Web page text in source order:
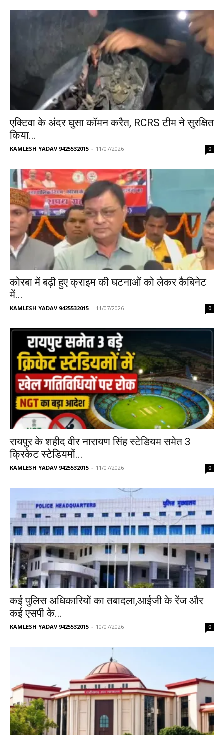
एक्टिवा के अंदर घुसा कॉमन करैत, RCRS टीम ने सुरक्षित
किया...
KAMLESH YADAV 9425532015 - 11/07/2026 0
कोरबा में बढ़ी हुए क्राइम की घटनाओं को लेकर कैबिनेट
में...
KAMLESH YADAV 9425532015 - 11/07/2026 0
रायपुर के शहीद वीर नारायण सिंह स्टेडियम समेत 3
क्रिकेट स्टेडियमों...
KAMLESH YADAV 9425532015 - 11/07/2026 0
कई पुलिस अधिकारियों का तबादला,आईजी के रेंज और
कई एसपी के...
KAMLESH YADAV 9425532015 - 10/07/2026 0